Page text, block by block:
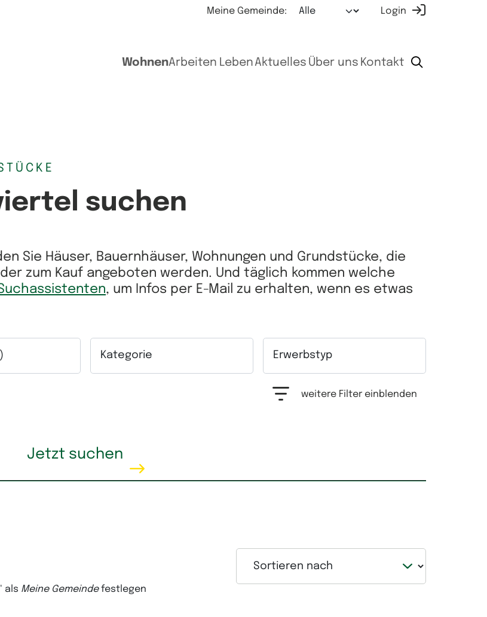
Meine Gemeinde: Login
WohnenArbeiten Leben Aktuelles Über uns Kontakt
suchen
Sie Häuser, Bauernhäuser, Wohnungen und Grundstücke, die
zum Kauf angeboten werden. Und täglich kommen welche
, um Infos per E-Mail zu erhalten, wenn es etwas
Kategorie Erwerbstyp
weitere Filter einblenden
Jetzt suchen
als Meine Gemeindefestlegen